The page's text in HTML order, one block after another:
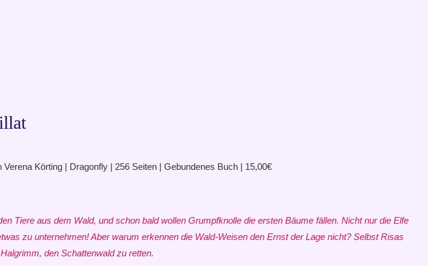
Körting | Dragonfly | 256 Seiten | Gebundenes Buch | 15,00€
Tiere aus dem Wald, und schon bald wollen Grumpfknolle die ersten Bäume fällen. Nicht nur die Elfe
zu unternehmen! Aber warum erkennen die Wald-Weisen den Ernst der Lage nicht? Selbst Risas
den Schattenwald zu retten.